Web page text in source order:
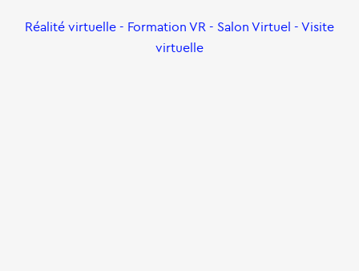
Réalité virtuelle - Formation VR - Salon Virtuel - Visite
virtuelle